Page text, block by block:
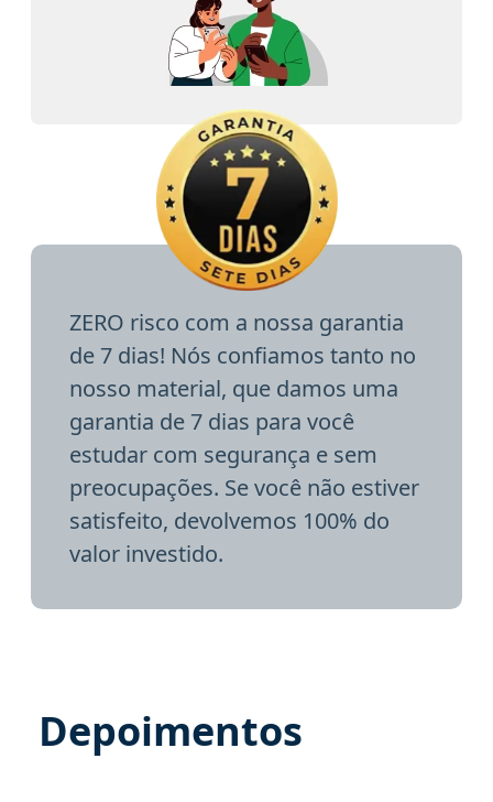
ZERO risco com a nossa garantia
de 7 dias! Nós confiamos tanto no
nosso material, que damos uma
garantia de 7 dias para você
estudar com segurança e sem
preocupações. Se você não estiver
satisfeito, devolvemos 100% do
valor investido.
Depoimentos